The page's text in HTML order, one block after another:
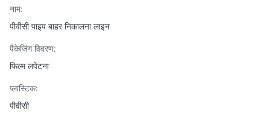
नाम:
पीवीसी पाइप बाहर निकालना लाइन
पैकेजिंग विवरण:
फिल्म लपेटना
प्लास्टिक:
पीवीसी